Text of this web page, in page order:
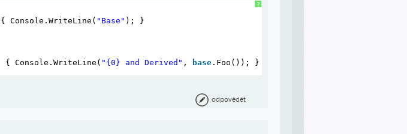
?
Console.WriteLine( "Base" ); }
{ Console.WriteLine( "{0} and Derived" , base .Foo()); }
odpovědět